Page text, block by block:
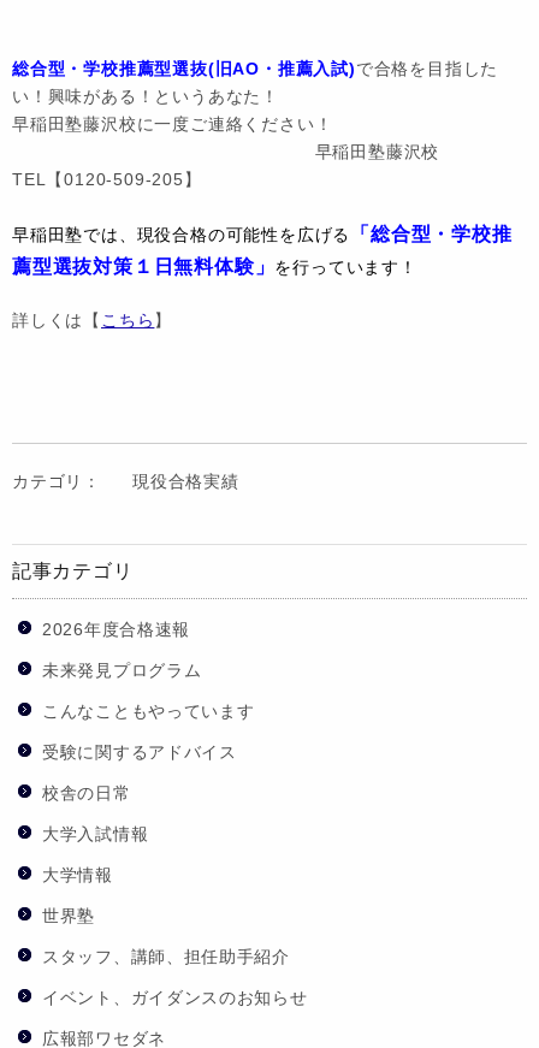
総合型・学校推薦型選抜(旧AO・推薦入試)で合格を目指した
い！興味がある！というあなた！
早稲田塾藤沢校に一度ご連絡ください！
早稲田塾藤沢校
TEL【0120-509-205】
早稲田塾では、現役合格の可能性を広げる
「総合型・学校推
薦型選抜対策１日無料体験」 を行っています！
詳しくは【 こちら 】
カテゴリ： 現役合格実績
記事カテゴリ
2026年度合格速報
未来発見プログラム
こんなこともやっています
受験に関するアドバイス
校舎の日常
大学入試情報
大学情報
世界塾
スタッフ、講師、担任助手紹介
イベント、ガイダンスのお知らせ
広報部ワセダネ